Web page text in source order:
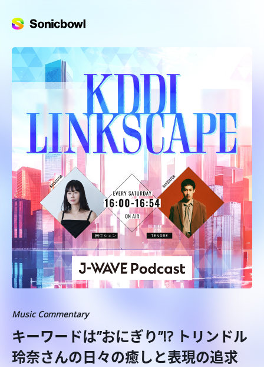
Music Commentary
キーワードは”おにぎり”!? トリンドル
玲奈さんの日々の癒しと表現の追求